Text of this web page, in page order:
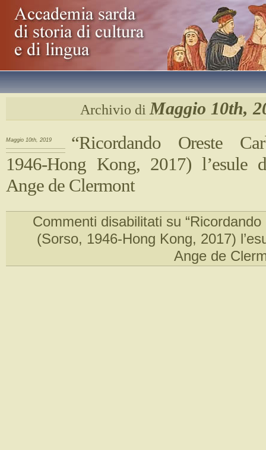
Archivio di Maggio 10th,
Maggio 10th, 2019
“Ricordando Oreste
1946-Hong Kong, 2017) l’esule
Ange de Clermont
Commenti disabilitati su
(Sorso, 1946-Hong Kong, 2017)
Ange de